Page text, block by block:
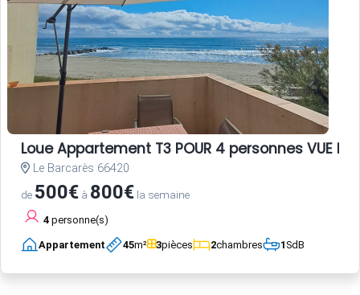
Loue Appartement T3 POUR 4 personnes VUE
Le Barcarès 66420
de 500€ à 800€ la semaine
4 personne(s)
Appartement 45m² 3pièces 2chambres 1SdB